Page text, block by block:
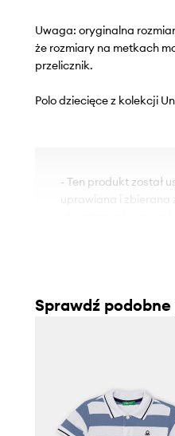
Uwaga: oryginalna
że rozmiary na metkach
przelicznik.
Polo dziecięce z kolekcji
- Ten produkt został
uprawiana i zbierana
elementów.
- Długość: 36 cm.
- Szerokość pod
- Wymiary podane dla
Sprawdź